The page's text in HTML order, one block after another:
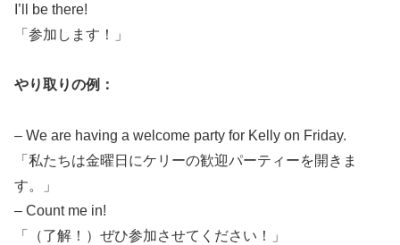
I’ll be there!
「参加します！」
やり取りの例：
– We are having a welcome party for Kelly on Friday.
「私たちは金曜日にケリーの歓迎パーティーを開きま
す。」
– Count me in!
「（了解！）ぜひ参加させてください！」